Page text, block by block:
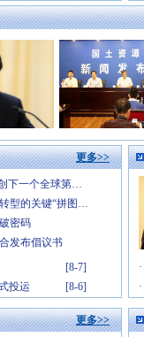
更多>>
下一个全球第…
型的关键“拼图…
密码
发布倡议书
[8-7]
投运 [8-6]
·
·
更多>>